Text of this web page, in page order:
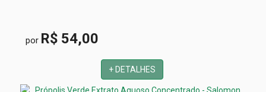
por R$ 54,00
+ DETALHES